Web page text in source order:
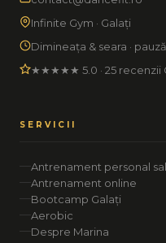
Infinite Gym · Galați
Dimineața & seara · pauză
★★★★★ 5.0 · 25 recenzii
SERVICII
Antrenament personal
Antrenament online
Bootcamp Galați
Aerobic
Despre Marina